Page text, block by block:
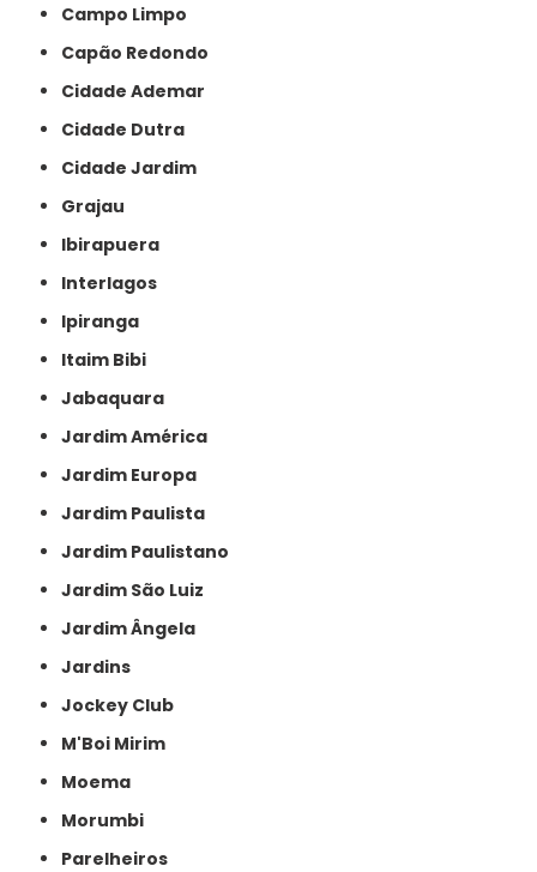
Campo Limpo
Capão Redondo
Cidade Ademar
Cidade Dutra
Cidade Jardim
Grajau
Ibirapuera
Interlagos
Ipiranga
Itaim Bibi
Jabaquara
Jardim América
Jardim Europa
Jardim Paulista
Jardim Paulistano
Jardim São Luiz
Jardim Ângela
Jardins
Jockey Club
M'Boi Mirim
Moema
Morumbi
Parelheiros